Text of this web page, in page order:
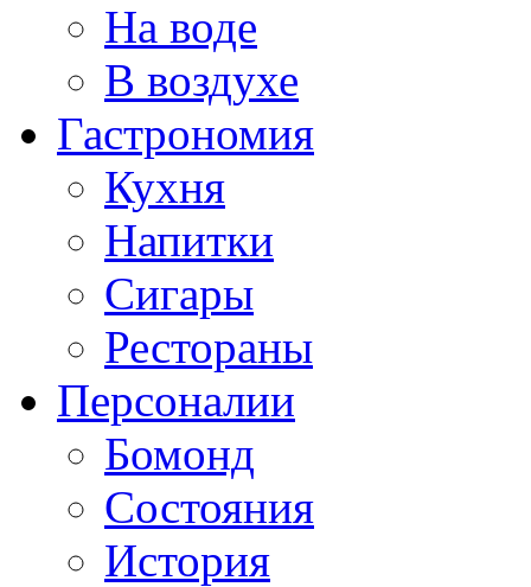
На воде
В воздухе
Гастрономия
Кухня
Напитки
Сигары
Рестораны
Персоналии
Бомонд
Состояния
История